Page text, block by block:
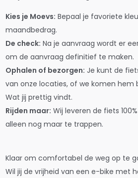
Kies je Moevs: Bepaal je favoriete
maandbedrag.
De check: Na je aanvraag wordt er
om de aanvraag definitief te maken.
Ophalen of bezorgen: Je kunt de
van onze locaties, of we komen hem
Wat jij prettig vindt.
Rijden maar: Wij leveren de fiets
alleen nog maar te trappen.
Klaar om comfortabel de weg op te
Wil jij de vrijheid van een e-bike met